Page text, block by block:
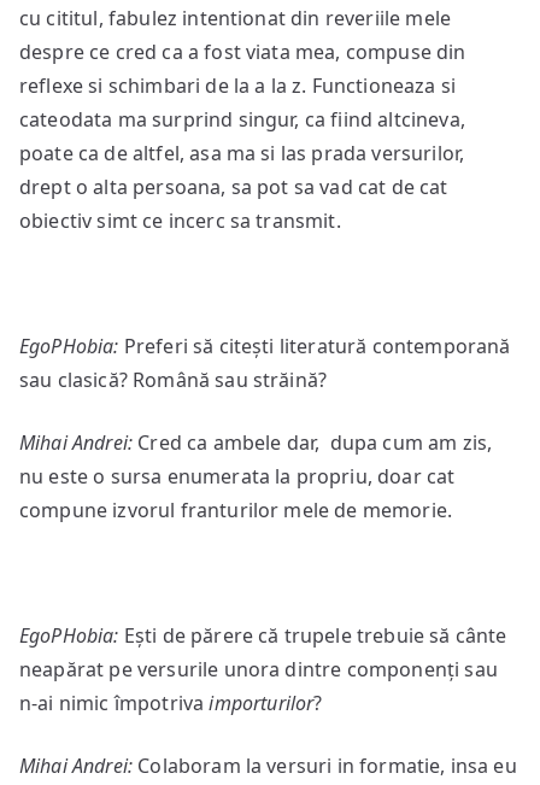
cu cititul, fabulez intentionat din reveriile mele
despre ce cred ca a fost viata mea, compuse din
reflexe si schimbari de la a la z. Functioneaza si
cateodata ma surprind singur, ca fiind altcineva,
poate ca de altfel, asa ma si las prada versurilor,
drept o alta persoana, sa pot sa vad cat de cat
obiectiv simt ce incerc sa transmit.
EgoPHobia: Preferi să citești literatură contemporană
sau clasică? Română sau străină?
Mihai Andrei: Cred ca ambele dar, dupa cum am zis,
nu este o sursa enumerata la propriu, doar cat
compune izvorul franturilor mele de memorie.
EgoPHobia: Ești de părere că trupele trebuie să cânte
neapărat pe versurile unora dintre componenți sau
n-ai nimic împotrivaimporturilor?
Mihai Andrei: Colaboram la versuri in formatie, insa eu